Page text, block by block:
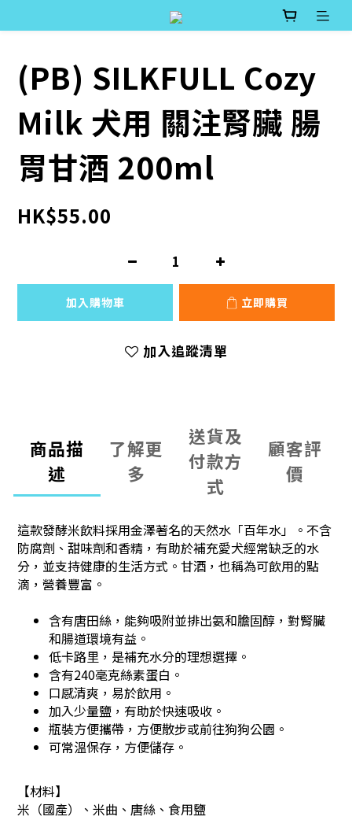
(PB) SILKFULL Cozy
Milk 犬用 關注腎臟 腸
胃甘酒 200ml
HK$55.00
加入購物車 立即購買
加入追蹤清單
商品描
述
了解更
多
送貨及
付款方
式
顧客評
價
這款發酵米飲料採用金澤著名的天然水「百年水」。 不含
防腐劑、甜味劑和香精，有助於補充愛犬經常缺乏的水
分，並支持健康的生活方式。 甘酒，也稱為可飲用的點
滴，營養豐富。
含有唐田絲，能夠吸附並排出氨和膽固醇，對腎臟
和腸道環境有益。
低卡路里，是補充水分的理想選擇。
含有240毫克絲素蛋白。
口感清爽，易於飲用。
加入少量鹽，有助於快速吸收。
瓶裝方便攜帶，方便散步或前往狗狗公園。
可常溫保存，方便儲存。
【材料】
米（國產）、米曲、唐絲、食用鹽